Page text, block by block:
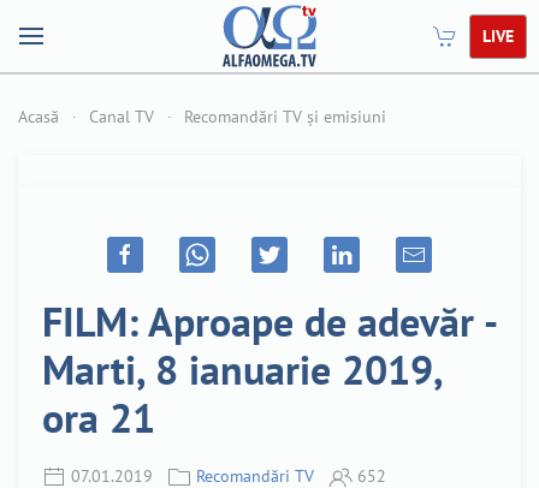
LIVE
Acasă Canal TV Recomandări TV și emisiuni
FILM: Aproape de adevăr -
Marti, 8 ianuarie 2019,
ora 21
07.01.2019 Recomandări TV 652